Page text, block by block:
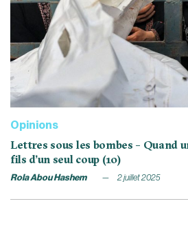
Opinions
Lettres sous les bombes – Quand
fils d’un seul coup (10)
Rola Abou Hashem 2 juillet 2025